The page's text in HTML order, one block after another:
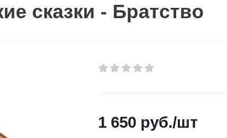
сказки - Братство
1 650 руб./шт